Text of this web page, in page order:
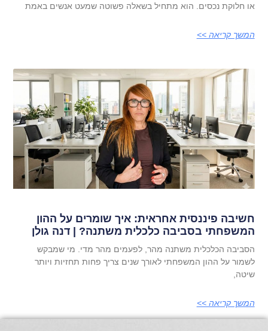
או חלוקת נכסים. הוא מתחיל בשאלה פשוטה שמעט אנשים באמת
המשך קריאה >>
חשיבה פיננסית אחראית: איך שומרים על ההון
המשפחתי בסביבה כלכלית משתנה? | דנה גולן
הסביבה הכלכלית משתנה מהר, לפעמים מהר מדי. מי שמבקש
לשמור על ההון המשפחתי לאורך שנים צריך פחות תחזיות ויותר
שיטה,
המשך קריאה >>